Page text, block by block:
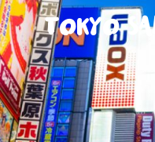
Tokyo